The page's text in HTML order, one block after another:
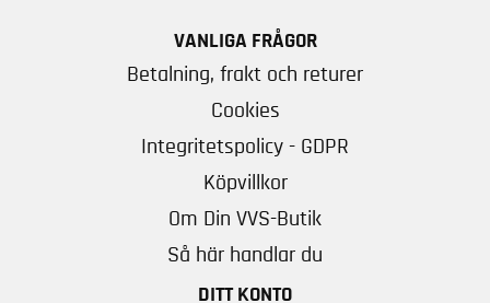
VANLIGA FRÅGOR
Betalning, frakt och returer
Cookies
Integritetspolicy - GDPR
Köpvillkor
Om Din VVS-Butik
Så här handlar du
DITT KONTO